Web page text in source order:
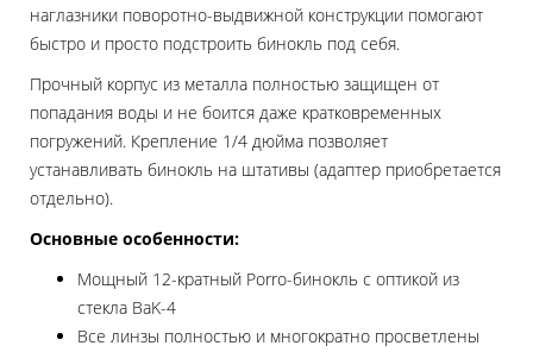
наглазники поворотно-выдвижной конструкции помогают
быстро и просто подстроить бинокль под себя.
Прочный корпус из металла полностью защищен от
попадания воды и не боится даже кратковременных
погружений. Крепление 1/4 дюйма позволяет
устанавливать бинокль на штативы (адаптер приобретается
отдельно).
Основные особенности:
Мощный 12-кратный Porro-бинокль с оптикой из
стекла BaK-4
Все линзы полностью и многократно просветлены